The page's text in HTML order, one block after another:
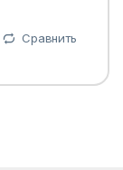
Сравнить